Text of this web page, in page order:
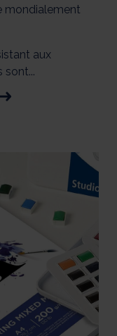
mondialement
aux